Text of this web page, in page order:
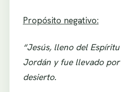
Propósito negativo:
“Jesús, lleno del
Jordán y fue llevado
desierto.